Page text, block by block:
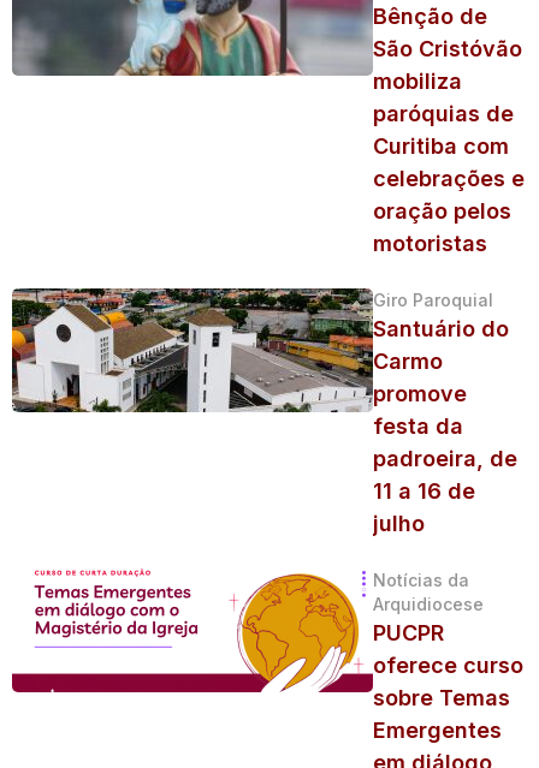
Bênção de
São Cristóvão
mobiliza
paróquias de
Curitiba com
celebrações e
oração pelos
motoristas
Giro Paroquial
Santuário do
Carmo
promove
festa da
padroeira, de
11 a 16 de
julho
Notícias da
Arquidiocese
PUCPR
oferece curso
sobre Temas
Emergentes